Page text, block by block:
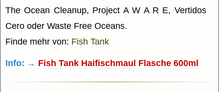
The Ocean Cleanup, Project A W A R E, Vertidos
Cero oder Waste Free Oceans.
Finde mehr von: Fish Tank
Info: → Fish Tank Haifischmaul Flasche 600ml